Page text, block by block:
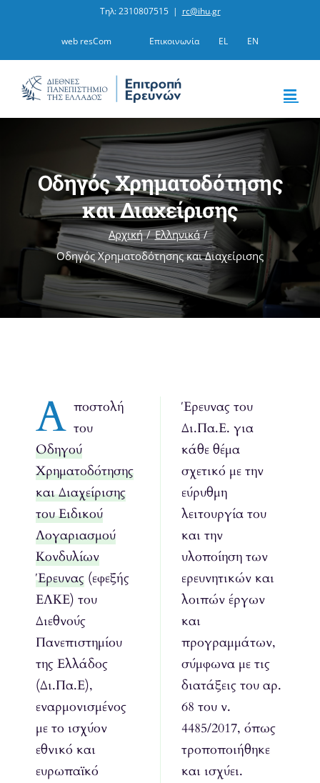
Τηλ: 2310807515 | rc@ihu.gr
web resCom Επικοινωνία EL EN
Οδηγός Χρηματοδότησης
και Διαχείρισης
Αρχική
Ελληνικά
Οδηγός Χρηματοδότησης και Διαχείρισης
Α ποστολή
του
Οδηγού
Χρηματοδότησης
και Διαχείρισης
του Ειδικού
Λογαριασμού
Κονδυλίων
Έρευνας(εφεξής
ΕΛΚΕ) του
Διεθνούς
Πανεπιστημίου
της Ελλάδος
(Δι.Πα.Ε),
εναρμονισμένος
με το ισχύον
εθνικό και
ευρωπαϊκό
Έρευνας του
Δι.Πα.Ε. για
κάθε θέμα
σχετικό με την
εύρυθμη
λειτουργία του
και την
υλοποίηση των
ερευνητικών και
λοιπών έργων
και
προγραμμάτων,
σύμφωνα με τις
διατάξεις του αρ.
68 του ν.
4485/2017, όπως
τροποποιήθηκε
και ισχύει.